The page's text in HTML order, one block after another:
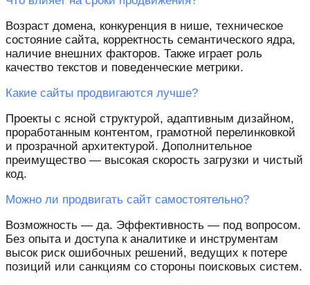
Возраст домена, конкуренция в нише, техническое
состояние сайта, корректность семантического ядра,
наличие внешних факторов. Также играет роль
качество текстов и поведенческие метрики.
Какие сайты продвигаются лучше?
Проекты с ясной структурой, адаптивным дизайном,
проработанным контентом, грамотной перелинковкой
и прозрачной архитектурой. Дополнительное
преимущество — высокая скорость загрузки и чистый
код.
Можно ли продвигать сайт самостоятельно?
Возможность — да. Эффективность — под вопросом.
Без опыта и доступа к аналитике и инструментам
высок риск ошибочных решений, ведущих к потере
позиций или санкциям со стороны поисковых систем.